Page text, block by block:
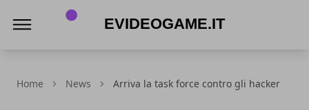
Home News Arriva la task force contro gli hacker